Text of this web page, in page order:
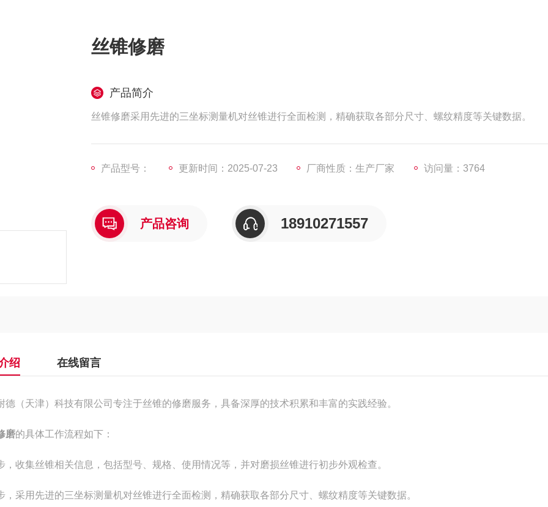
丝锥修磨
产品简介
丝锥修磨采用先进的三坐标测量机对丝锥进行全面检测，精确获取各部分尺寸、螺纹精度等关键数据。
产品型号： 更新时间：2025-07-23 厂商性质：生产厂家 访问量：3764
产品咨询 18910271557
绍 在线留言
德（天津）科技有限公司专注于丝锥的修磨服务，具备深厚的技术积累和丰富的实践经验。
磨的具体工作流程如下：
，收集丝锥相关信息，包括型号、规格、使用情况等，并对磨损丝锥进行初步外观检查。
，采用先进的三坐标测量机对丝锥进行全面检测，精确获取各部分尺寸、螺纹精度等关键数据。